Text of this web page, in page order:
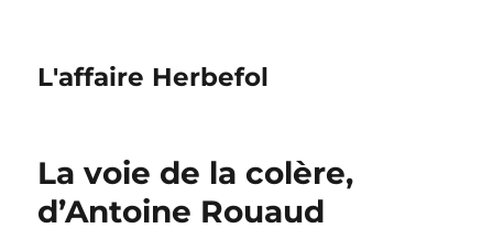
L'affaire Herbefol
La voie de la colère,
d’Antoine Rouaud